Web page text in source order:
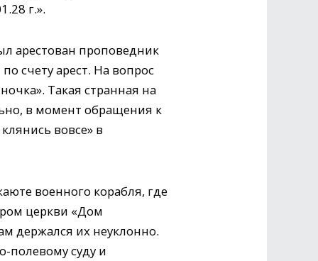
г.».
арестован проповедник
счету арест. На вопрос
Такая странная на
в момент обращения к
вовсе» в
военного корабля, где
церкви «Дом
держался их неуклонно.
полевому суду и